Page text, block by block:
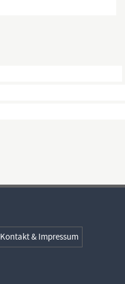
Kontakt & Impressum